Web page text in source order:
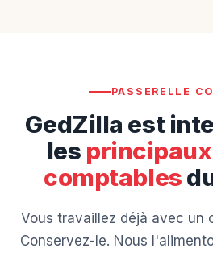
PASSERELLE
GedZilla est
les
comptables
Vous travaillez déjà avec un
Conservez-le. Nous